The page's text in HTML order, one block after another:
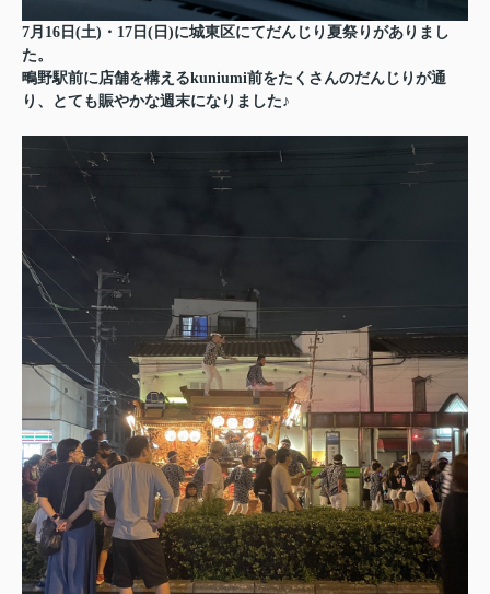
7月16日(土)・17日(日)に城東区にてだんじり夏祭りがありまし
た。
鴫野駅前に店舗を構えるkuniumi前をたくさんのだんじりが通
り、とても賑やかな週末になりました♪